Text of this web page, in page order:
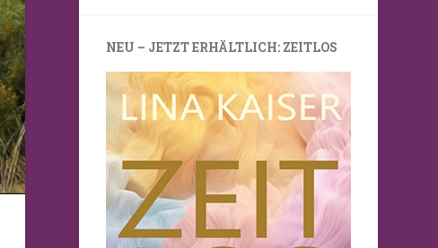
NEU – JETZT ERHÄLTLICH: ZEITLOS